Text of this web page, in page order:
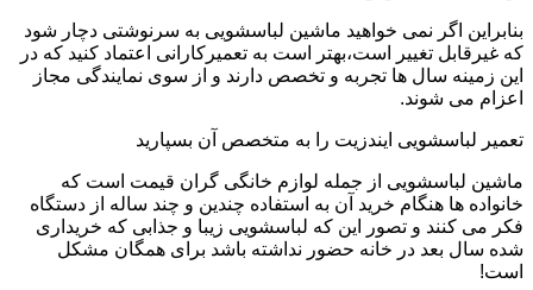
بنابراین اگر نمی خواهید ماشین لباسشویی به سرنوشتی دچار شود
که غیرقابل تغییر است،بهتر است به تعمیرکارانی اعتماد کنید که در
این زمینه سال ها تجربه و تخصص دارند و از سوی نمایندگی مجاز
اعزام می شوند.
تعمیر لباسشویی ایندزیت را به متخصص آن بسپارید
ماشین لباسشویی از جمله لوازم خانگی گران قیمت است که
خانواده ها هنگام خرید آن به استفاده چندین و چند ساله از دستگاه
فکر می کنند و تصور این که لباسشویی زیبا و جذابی که خریداری
شده سال بعد در خانه حضور نداشته باشد برای همگان مشکل
است!